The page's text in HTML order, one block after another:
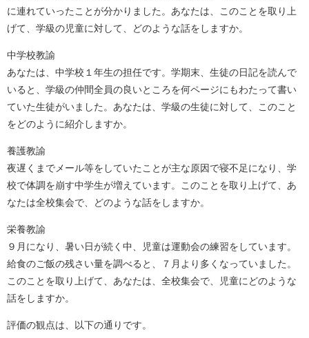
に連れていったことが分かりました。あなたは、このことを取り上
げて、学級の児童に対して、どのような話をしますか。
中学校教諭
あなたは、中学校１年生の担任です。学期末、生徒の日記を読んで
いると、学級の仲間全員の良いところを何ページにもわたって書い
ていた生徒がいました。あなたは、学級の生徒に対して、このこと
をどのように紹介しますか。
養護教諭
夜遅くまでメール等をしていたことが主な原因で寝不足になり、学
校で体調を崩す中学生が増えています。このことを取り上げて、あ
なたは全校集会で、どのような話をしますか。
栄養教諭
９月になり、暑い日が続く中、児童は運動会の練習をしています。
給食のご飯の残さい量を調べると、７月より多くなっていました。
このことを取り上げて、あなたは、全校集会で、児童にどのような
話をしますか。
評価の観点は、以下の通りです。